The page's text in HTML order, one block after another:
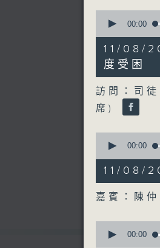
seconds
11
minutes,
second
00:00
11/08/
度受困
訪問：司
席)
seconds
minutes,
52
seconds
90%
00:00
11/08/
嘉賓：陳
seconds
00:00